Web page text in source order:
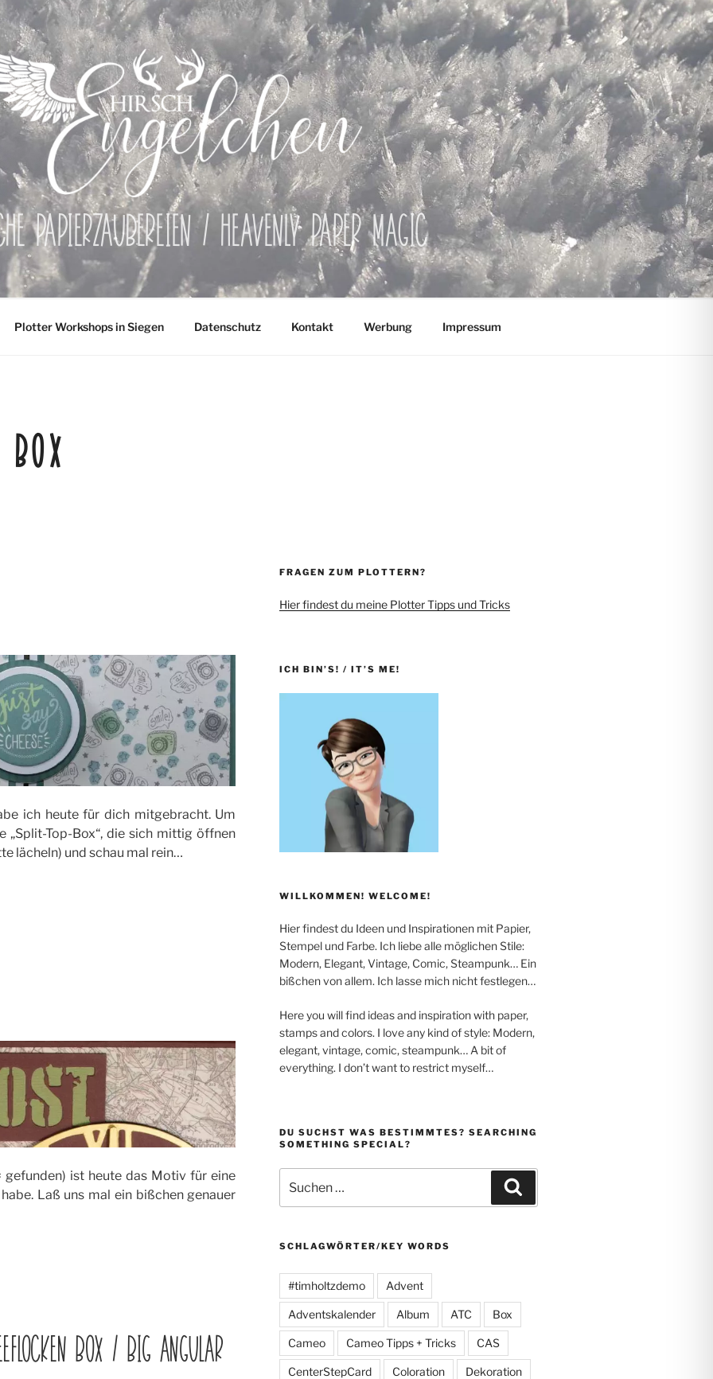
Papierzaubereien / Heavenly Paper Magic
Plotter Workshops in Siegen Datenschutz Kontakt Werbung Impressum
BOX
ich heute für dich mitgebracht. Um
„Split-Top-Box“, die sich mittig öffnen
lächeln) und schau mal rein…
gefunden) ist heute das Motiv für eine
Laß uns mal ein bißchen genauer
BOX / BIG ANGULAR S
FRAGEN ZUM PLOTTERN?
Hier findest du meine Plotter Tipps und Tricks
ICH BIN’S! / IT’S ME!
WILLKOMMEN! WELCOME!
Hier findest du Ideen und Inspirationen mit Papier,
Stempel und Farbe. Ich liebe alle möglichen Stile:
Modern, Elegant, Vintage, Comic, Steampunk… Ein
bißchen von allem. Ich lasse mich nicht festlegen…
Here you will find ideas and inspiration with paper,
stamps and colors. I love any kind of style: Modern,
elegant, vintage, comic, steampunk… A bit of
everything. I don’t want to restrict myself…
DU SUCHST WAS BESTIMMTES? SEARCHING
SOMETHING SPECIAL?
nach:
SCHLAGWÖRTER/KEY WORDS
#timholtzdemo Advent
Adventskalender Album ATC Box
Cameo Cameo Tipps + Tricks CAS
CenterStepCard Coloration Dekoration